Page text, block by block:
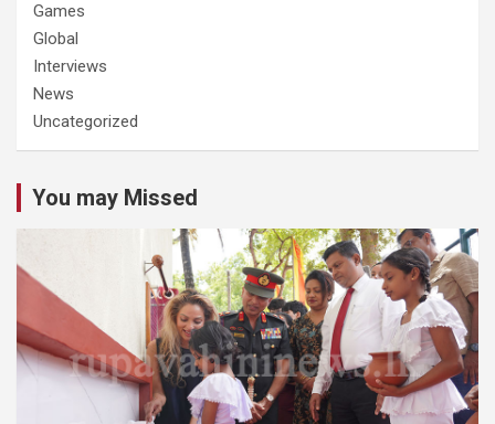
Games
Global
Interviews
News
Uncategorized
You may Missed